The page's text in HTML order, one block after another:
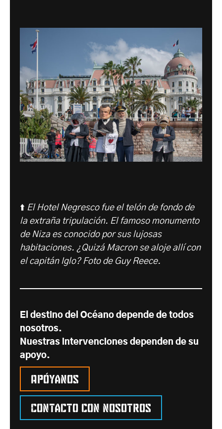
⬆️ El Hotel Negresco fue el telón de fondo de
la extraña tripulación. El famoso monumento
de Niza es conocido por sus lujosas
habitaciones. ¿Quizá Macron se aloje allí con
el capitán Iglo? Foto de Guy Reece.
El destino del Océano depende de todos
nosotros.
Nuestras intervenciones dependen de su
apoyo.
Apóyanos
Contacto con nosotros